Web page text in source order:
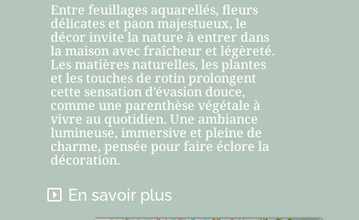
Entre feuillages aquarellés, fleurs
délicates et paon majestueux, le
décor invite la nature à entrer dans
la maison avec fraîcheur et légèreté.
Les matières naturelles, les plantes
et les touches de rotin prolongent
cette sensation d’évasion douce,
comme une parenthèse végétale à
vivre au quotidien. Une ambiance
lumineuse, immersive et pleine de
charme, pensée pour faire éclore la
décoration.
En savoir plus